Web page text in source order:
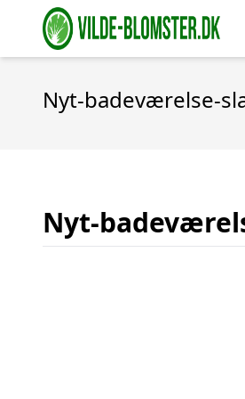
Nyt-badeværelse-
Nyt-